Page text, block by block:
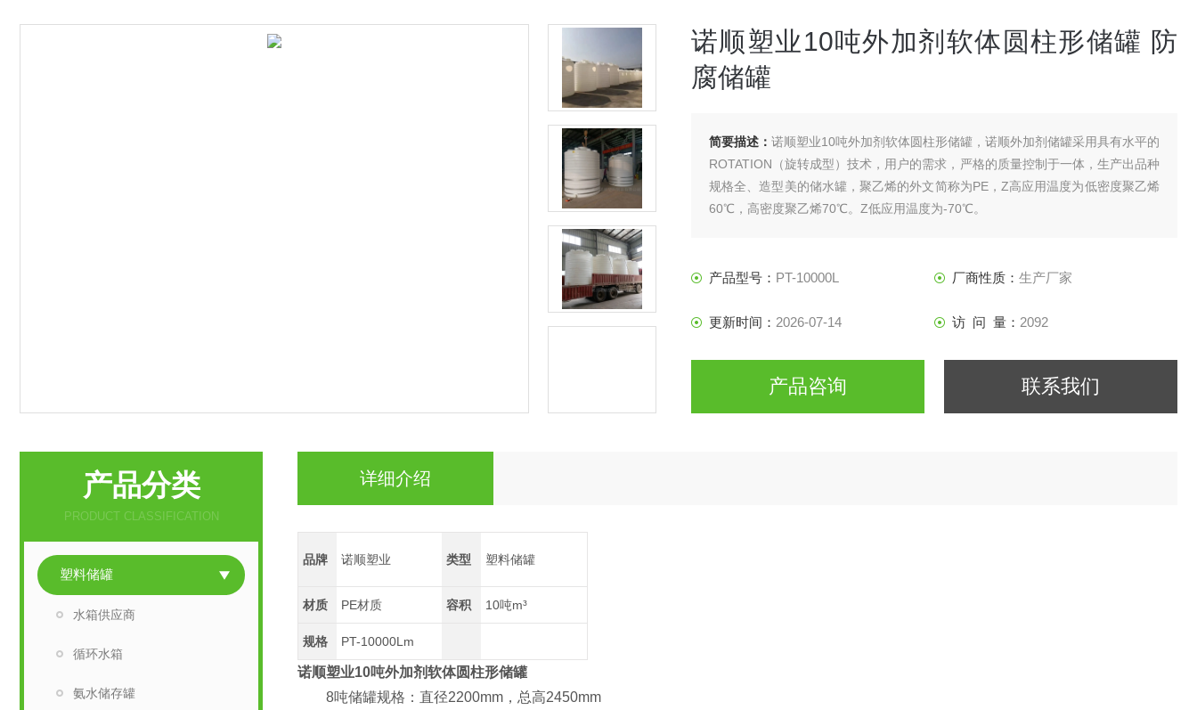
诺顺塑业10吨外加剂软体圆柱形储罐 防
腐储罐
简要描述： 诺顺塑业10吨外加剂软体圆柱形储罐，诺顺外加剂储罐采用具有水平的
ROTATION（旋转成型）技术，用户的需求，严格的质量控制于一体，生产出品种
规格全、造型美的储水罐，聚乙烯的外文简称为PE，Z高应用温度为低密度聚乙烯
60℃，高密度聚乙烯70℃。Z低应用温度为-70℃。
产品型号： PT-10000L 厂商性质： 生产厂家
更新时间： 2026-07-14 访 问 量： 2092
产品咨询 联系我们
产品分类
PRODUCT CLASSIFICATION
塑料储罐
水箱供应商
循环水箱
氨水储存罐
详细介绍
品牌 诺顺塑业 类型 塑料储罐
材质 PE材质 容积 10吨m³
规格 PT-10000Lm
诺顺塑业10吨外加剂软体圆柱形储罐
8吨储罐规格：直径2200mm，总高2450mm